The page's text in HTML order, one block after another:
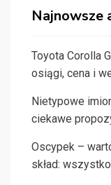
Najnowsze
Toyota Corolla
osiągi, cena i
Nietypowe
ciekawe
Oscypek –
skład: